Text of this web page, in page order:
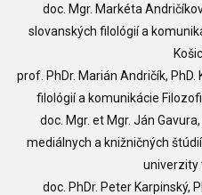
doc. Mgr. Markéta
slovanských filológií a
prof. PhDr. Marián Andričík,
filológií a komunikácie
doc. Mgr. et Mgr. Ján
mediálnych a knižničných
univerzity
doc. PhDr. Peter Karpinský,